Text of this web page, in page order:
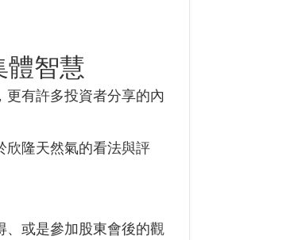
體智慧
更有許多投資者分享的內
欣隆天然氣的看法與評
、或是參加股東會後的觀